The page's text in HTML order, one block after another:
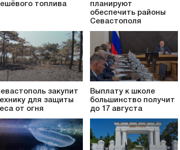
топлива
планируют
обеспечить районы
Севастополя
закупит
для защиты
от огня
Выплату к школе
большинство получит
до 17 августа